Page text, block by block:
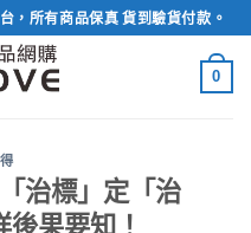
，所有商品保真 貨到驗貨付款。
0
治標」定「治
果要知！